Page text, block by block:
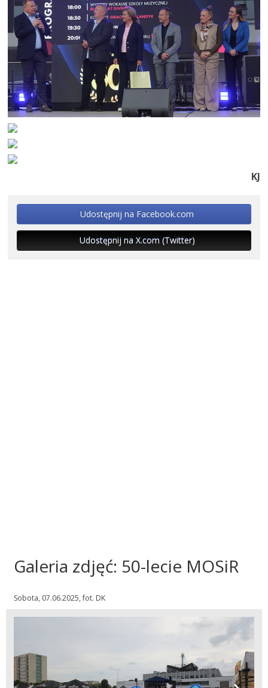
KJ
Udostępnij na Facebook.com
Udostępnij na X.com (Twitter)
Galeria zdjęć: 50-lecie MOSiR
Sobota, 07.06.2025, fot. DK